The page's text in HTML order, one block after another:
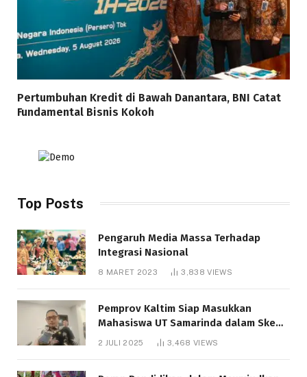
Pertumbuhan Kredit di Bawah Danantara, BNI Catat
Fundamental Bisnis Kokoh
Top Posts
Pengaruh Media Massa Terhadap
Integrasi Nasional
8 MARET 2023 3,838VIEWS
Pemprov Kaltim Siap Masukkan
Mahasiswa UT Samarinda dalam Skema
Bantuan Pendidikan Gratispol
2 JULI 2025 3,468 VIEWS